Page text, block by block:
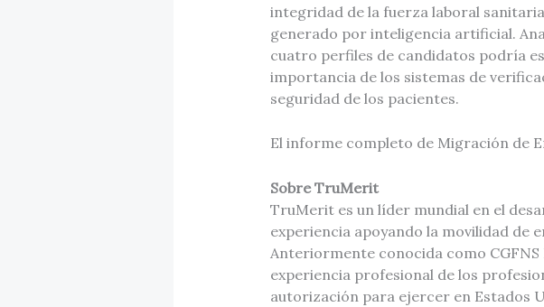
integridad de la fuerza laboral
generado por inteligencia artificial.
cuatro perfiles de candidatos podría
importancia de los sistemas de
seguridad de los pacientes.
El informe completo de Migración de
Sobre TruMerit
TruMerit es un líder mundial en el
experiencia apoyando la movilidad de
Anteriormente conocida como
experiencia profesional de los
autorización para ejercer en Estados